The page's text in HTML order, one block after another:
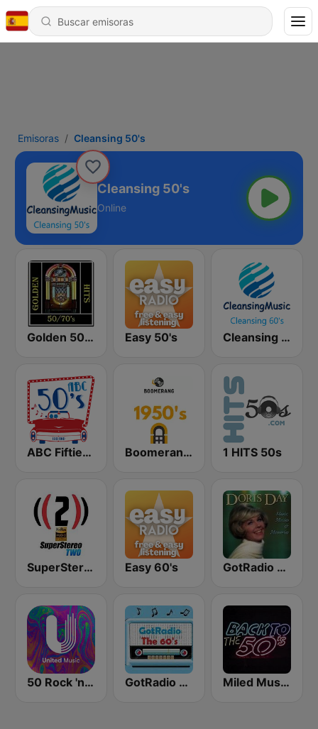
Emisoras Cleansing 50's
Cleansing 50's
Online
Golden 50/70s Hits Easy 50's Cleansing 60's
ABC Fifties (50's) Boomerang 50's 1 HITS 50s
SuperStereo 2 (50's, 60's) Easy 60's GotRadio - 50s
50 Rock 'n' Roll - United Music GotRadio - 60s Miled Music 50’s